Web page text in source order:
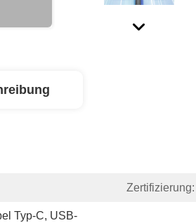
Zertifizierung:
Typ-C, USB-